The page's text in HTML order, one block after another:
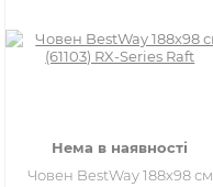
Нема в наявності
Човен BestWay 188х98 см